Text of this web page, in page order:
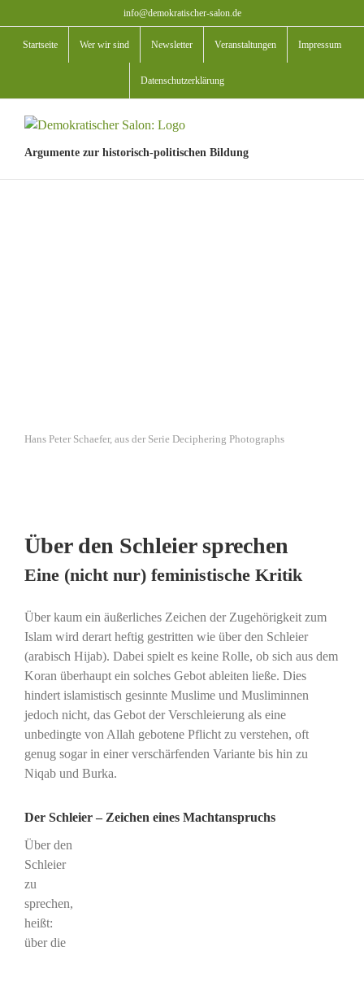
Inhalt
springen
info@demokratischer-salon.de
Startseite Wer wir sind Newsletter Veranstaltungen Impressum
Datenschutzerklärung
Argumente zur historisch-politischen Bildung
Hans Peter Schaefer, aus der Serie Deciphering Photographs
Über den Schleier sprechen
Eine (nicht nur) feministische Kritik
Über kaum ein äußerliches Zeichen der Zugehörigkeit zum
Islam wird derart heftig gestritten wie über den Schleier
(arabisch Hijab). Dabei spielt es keine Rolle, ob sich aus dem
Koran überhaupt ein solches Gebot ableiten ließe. Dies
hindert islamistisch gesinnte Muslime und Musliminnen
jedoch nicht, das Gebot der Verschleierung als eine
unbedingte von Allah gebotene Pflicht zu verstehen, oft
genug sogar in einer verschärfenden Variante bis hin zu
Niqab und Burka.
Der Schleier – Zeichen eines Machtanspruchs
Über den
Schleier
zu
sprechen,
heißt:
über die